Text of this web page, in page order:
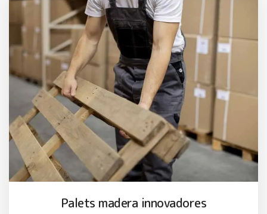
Palets madera innovadores